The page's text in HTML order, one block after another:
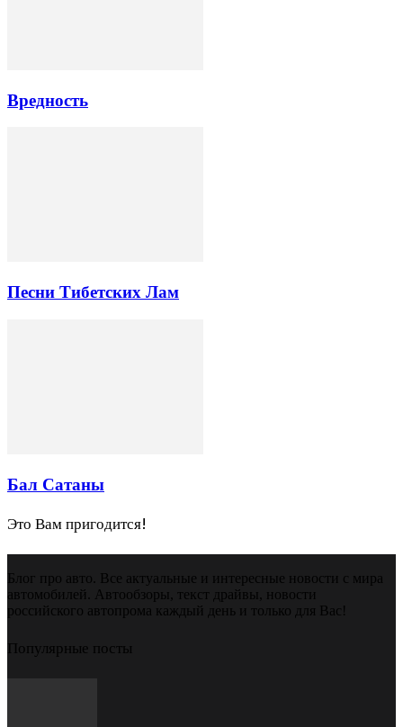
Вредность
Песни Тибетских Лам
Бал Сатаны
Это Вам пригодится!
Блог про авто. Все актуальные и интересные новости с мира
автомобилей. Автообзоры, текст драйвы, новости
российского автопрома каждый день и только для Вас!
Популярные посты